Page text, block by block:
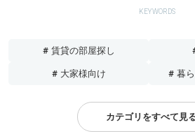
KEYWORDS
# 賃貸の部屋探し
# 大家様向け # 暮
カテゴリをすべて見